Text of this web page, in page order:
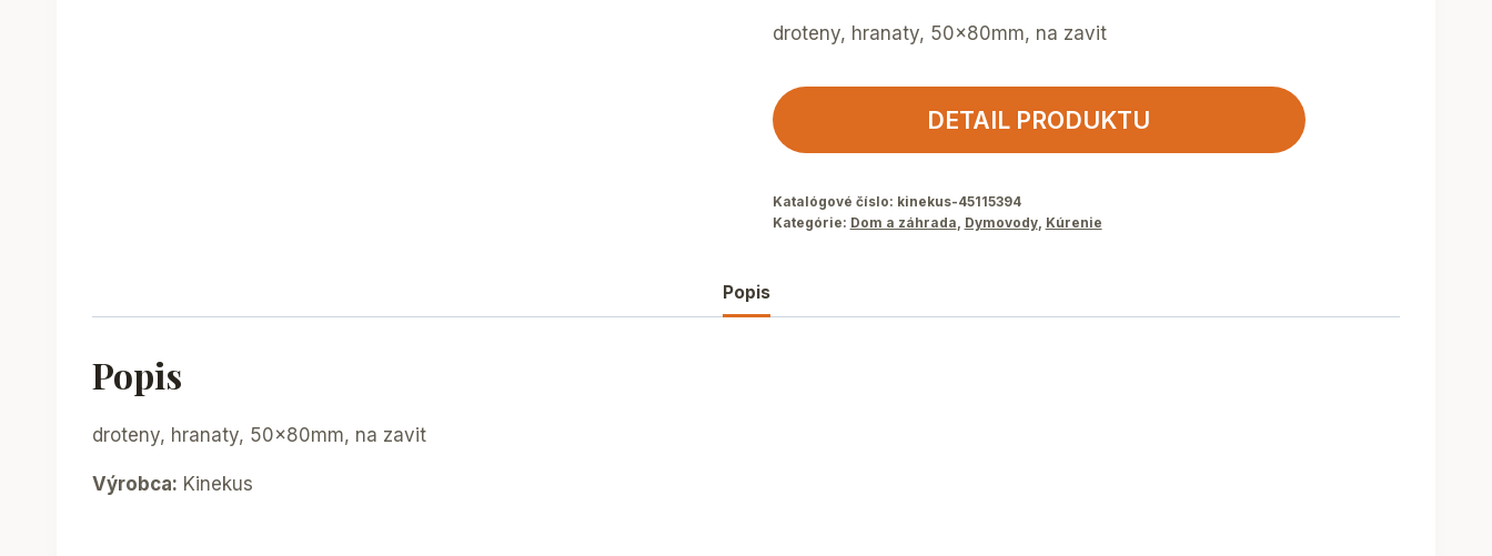
droteny, hranaty, 50x80mm, na zavit
DETAIL PRODUKTU
Katalógové číslo: kinekus-45115394
Kategórie: Dom a záhrada, Dymovody, Kúrenie
Popis
Popis
droteny, hranaty, 50x80mm, na zavit
Výrobca: Kinekus